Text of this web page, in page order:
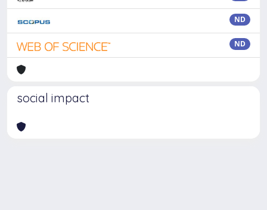
ND
ND
social impact